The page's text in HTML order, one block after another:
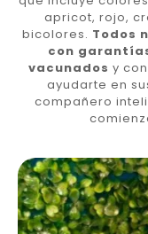
apricot, rojo,
bicolores. Todos
con
vacunados y
ayudarte en
compañero